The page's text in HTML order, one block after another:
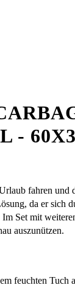
-
fahren
da er sich
Set mit
auszunützen.
feuchten Tuch